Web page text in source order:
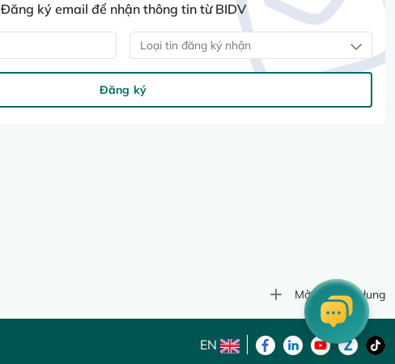
Đăng ký email để nhận thông tin từ BIDV
Loại tin đăng ký nhận
Đăng ký
Mở rộng nội dung
EN